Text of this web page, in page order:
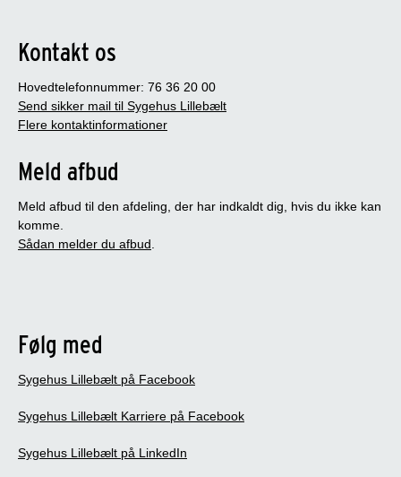
Kontakt os
Hovedtelefonnummer: 76 36 20 00
Send sikker mail til Sygehus Lillebælt
Flere kontaktinformationer
Meld afbud
Meld afbud til den afdeling, der har indkaldt dig, hvis du ikke kan
komme.
Sådan melder du afbud.
Følg med
Sygehus Lillebælt på Facebook
Sygehus Lillebælt Karriere på Facebook
Sygehus Lillebælt på LinkedIn